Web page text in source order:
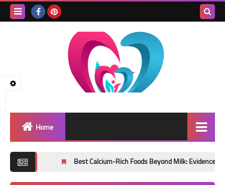
Home
Best Calcium-Rich Foods Beyond Milk: Evidence-Based